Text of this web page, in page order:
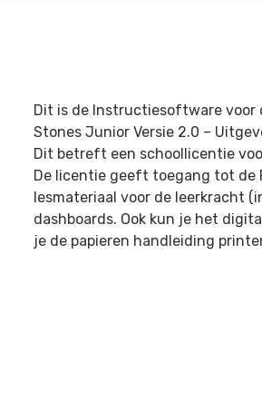
Dit is de Instructiesoftware voor
Stones Junior Versie 2.0 –
Dit betreft een schoollicentie
De licentie geeft toegang tot de
lesmateriaal voor de leerkracht
dashboards. Ook kun je het
je de papieren handleiding